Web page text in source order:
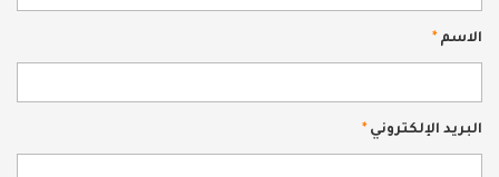
الاسم *
البريد الإلكتروني *